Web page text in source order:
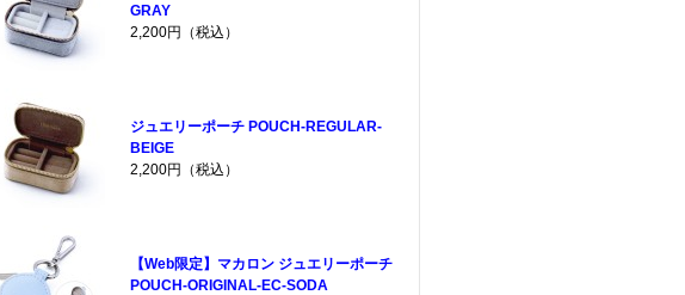
GRAY
2,200円（税込）
ジュエリーポーチ POUCH-REGULAR-
BEIGE
2,200円（税込）
【Web限定】マカロン ジュエリーポーチ
POUCH-ORIGINAL-EC-SODA